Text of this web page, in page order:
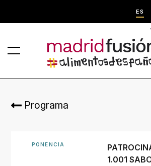
ES
Programa
PONENCIA
1.001